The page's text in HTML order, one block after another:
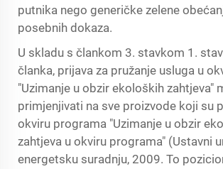
putnika nego generičke zelene
posebnih dokaza.
U skladu s člankom 3. stavkom 1.
članka, prijava za pružanje usluga u
"Uzimanje u obzir ekoloških zahtjeva"
primjenjivati na sve proizvode koji su
okviru programa "Uzimanje u obzir
zahtjeva u okviru programa" (Ustavni
energetsku suradnju, 2009. To